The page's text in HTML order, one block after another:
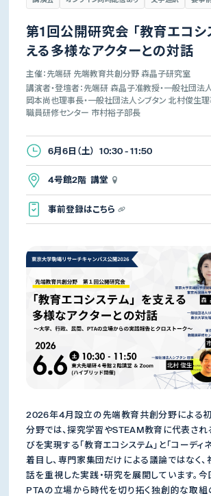
第1回公開研究会 「教育エコシ
える多様なアクターとの対話
主催：先端研 先端教育共創分野 森晶子研究室
講演者・登壇者：先端研 森晶子准教授・一般社団
岡本尚也理事長・一般社団法人シブタン 北村俊生
職員研修センター 市村裕子部長
6月6日（土） 10:30 - 11:50
4号館2階 講堂
事前登録はこちら
2026年4月設立の先端教育共創分野による初
分野では、探究学習やSTEAM教育に代表さ
びを実現する「教育エコシステム」と「コーディ
着目し、専門家集団だけによる議論ではなく
話を重視した実践・研究を展開しています。今
PTAの立場から時代を切り拓く独創的な取組